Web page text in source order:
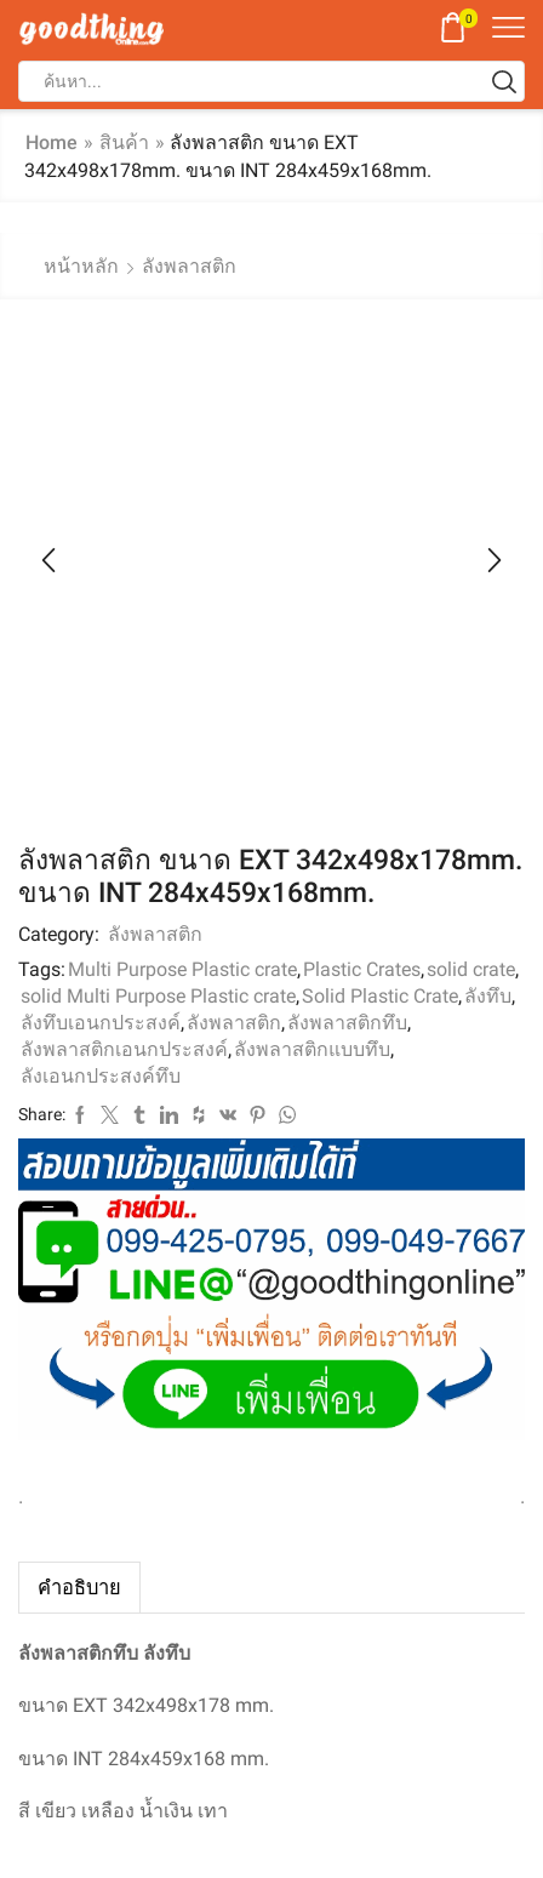
0
Home » สินค้า » ลังพลาสติก ขนาด EXT
342x498x178mm. ขนาด INT 284x459x168mm.
หน้าหลัก ลังพลาสติก
ลังพลาสติก ขนาด EXT 342x498x178mm.
ขนาด INT 284x459x168mm.
Category: ลังพลาสติก
Tags: Multi Purpose Plastic crate,Plastic Crates,solid crate,
solid Multi Purpose Plastic crate,Solid Plastic Crate,ลังทึบ,
ลังทึบเอนกประสงค์,ลังพลาสติก,ลังพลาสติกทึบ,
ลังพลาสติกเอนกประสงค์,ลังพลาสติกแบบทึบ,
ลังเอนกประสงค์ทึบ
Share:
. .
คำอธิบาย
ลังพลาสติกทึบ ลังทึบ
ขนาด EXT 342x498x178 mm.
ขนาด INT 284x459x168 mm.
สี เขียว เหลือง น้ำเงิน เทา